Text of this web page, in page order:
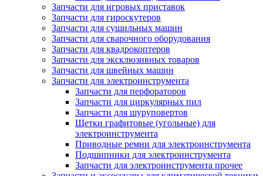
Запчасти для игровых приставок
Запчасти для гироскутеров
Запчасти для сушильных машин
Запчасти для сварочного оборудования
Запчасти для квадрокоптеров
Запчасти для эксклюзивных товаров
Запчасти для швейных машин
Запчасти для электроинструмента
Запчасти для перфораторов
Запчасти для циркулярных пил
Запчасти для шуруповертов
Щетки графитовые (угольные) для
электроинструмента
Приводные ремни для электроинструмента
Подшипники для электроинструмента
Запчасти для электроинструмента прочее